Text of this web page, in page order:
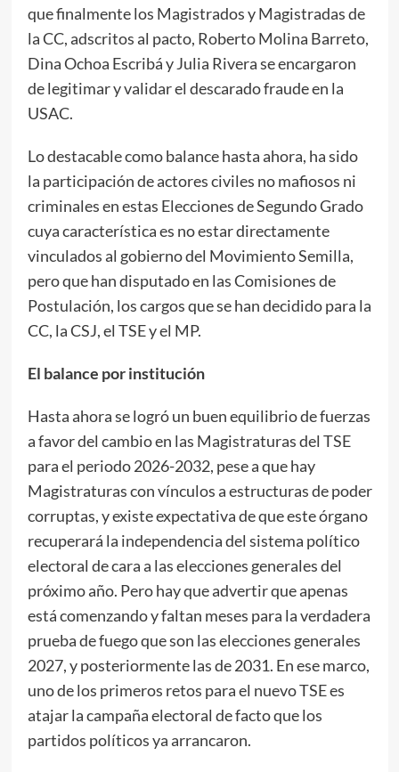
que finalmente los Magistrados y Magistradas de
la CC, adscritos al pacto, Roberto Molina Barreto,
Dina Ochoa Escribá y Julia Rivera se encargaron
de legitimar y validar el descarado fraude en la
USAC.
Lo destacable como balance hasta ahora, ha sido
la participación de actores civiles no mafiosos ni
criminales en estas Elecciones de Segundo Grado
cuya característica es no estar directamente
vinculados al gobierno del Movimiento Semilla,
pero que han disputado en las Comisiones de
Postulación, los cargos que se han decidido para la
CC, la CSJ, el TSE y el MP.
El balance por institución
Hasta ahora se logró un buen equilibrio de fuerzas
a favor del cambio en las Magistraturas del TSE
para el periodo 2026-2032, pese a que hay
Magistraturas con vínculos a estructuras de poder
corruptas, y existe expectativa de que este órgano
recuperará la independencia del sistema político
electoral de cara a las elecciones generales del
próximo año. Pero hay que advertir que apenas
está comenzando y faltan meses para la verdadera
prueba de fuego que son las elecciones generales
2027, y posteriormente las de 2031. En ese marco,
uno de los primeros retos para el nuevo TSE es
atajar la campaña electoral de facto que los
partidos políticos ya arrancaron.